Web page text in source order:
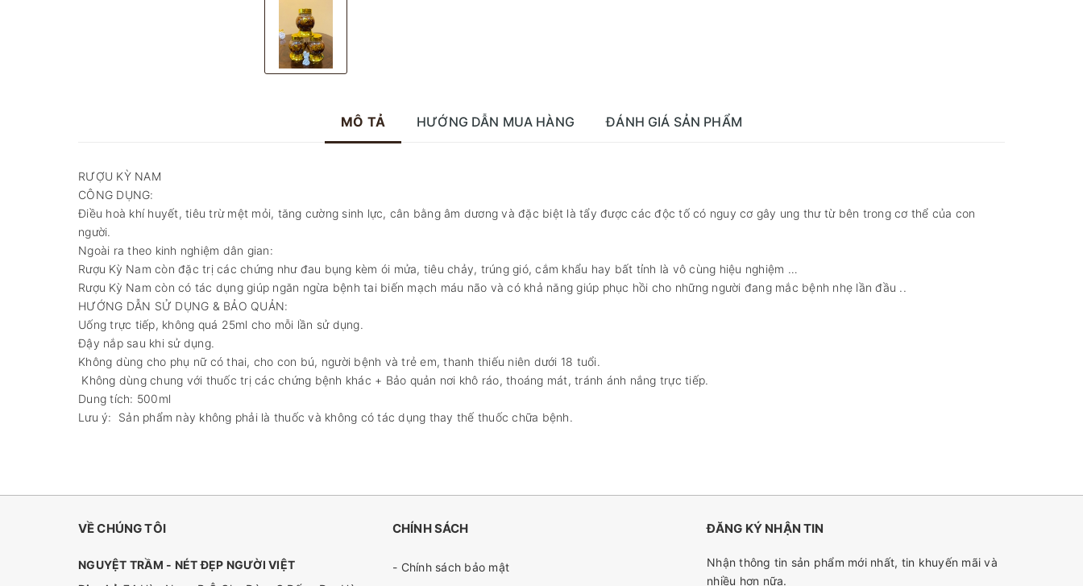
MÔ TẢ HƯỚNG DẪN MUA HÀNG ĐÁNH GIÁ SẢN PHẨM
RƯỢU KỲ NAM
CÔNG DỤNG:
Điều hoà khí huyết, tiêu trừ mệt mỏi, tăng cường sinh lực, cân bằng âm dương và đặc biệt là tẩy được các độc tố có nguy cơ gây ung thư từ bên trong cơ thể của con
người.
Ngoài ra theo kinh nghiệm dân gian:
Rượu Kỳ Nam còn đặc trị các chứng như đau bụng kèm ói mửa, tiêu chảy, trúng gió, cắm khẩu hay bất tỉnh là vô cùng hiệu nghiệm …
Rượu Kỳ Nam còn có tác dụng giúp ngăn ngừa bệnh tai biến mạch máu não và có khả năng giúp phục hồi cho những người đang mắc bệnh nhẹ lần đầu ..
HƯỚNG DẪN SỬ DỤNG & BẢO QUẢN:
Uống trực tiếp, không quá 25ml cho mỗi lần sử dụng.
Đậy nắp sau khi sử dụng.
Không dùng cho phụ nữ có thai, cho con bú, người bệnh và trẻ em, thanh thiếu niên dưới 18 tuổi.
Không dùng chung với thuốc trị các chứng bệnh khác + Bảo quản nơi khô ráo, thoáng mát, tránh ánh nắng trực tiếp.
Dung tích: 500ml
Lưu ý: Sản phẩm này không phải là thuốc và không có tác dụng thay thế thuốc chữa bệnh.
VỀ CHÚNG TÔI
NGUYỆT TRẦM - NÉT ĐẸP NGƯỜI VIỆT
CHÍNH SÁCH
- Chính sách bảo mật
ĐĂNG KÝ NHẬN TIN
Nhận thông tin sản phẩm mới nhất, tin khuyến mãi và
nhiều hơn nữa.